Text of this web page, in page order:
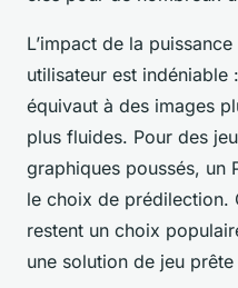
L’impact de la
utilisateur est indéniable
équivaut à des images
plus fluides. Pour des
graphiques poussés, un
le choix de prédilection.
restent un choix
une solution de jeu prête